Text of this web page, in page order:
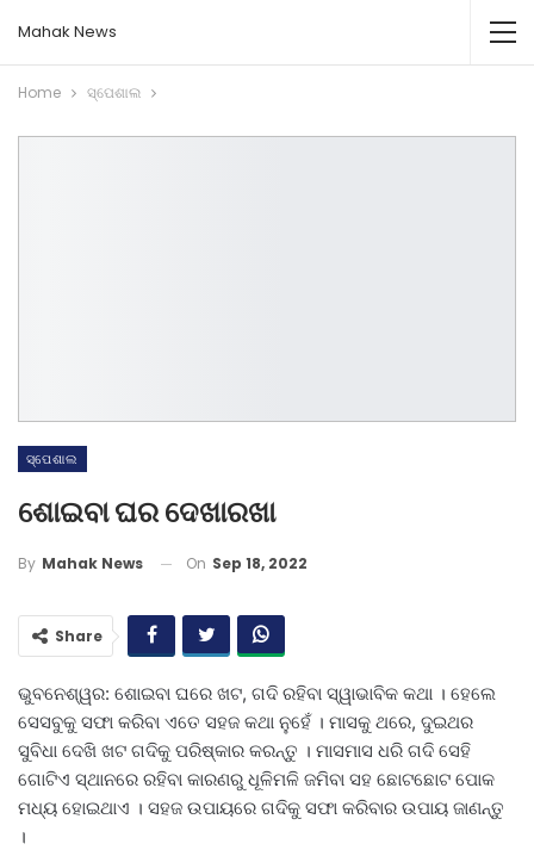
Mahak News
Home ସ୍ପେଶାଲ
ସ୍ପେଶାଲ
ଶୋଇବା ଘର ଦେଖାରଖା
By Mahak News On Sep 18, 2022
Share
ଭୁବନେଶ୍ୱର: ଶୋଇବା ଘରେ ଖଟ, ଗଦି ରହିବା ସ୍ୱାଭାବିକ କଥା । ହେଲେ
ସେସବୁକୁ ସଫା କରିବା ଏତେ ସହଜ କଥା ନୁହେଁ । ମାସକୁ ଥରେ, ଦୁଇଥର
ସୁବିଧା ଦେଖି ଖଟ ଗଦିକୁ ପରିଷ୍କାର କରନ୍ତୁ । ମାସମାସ ଧରି ଗଦି ସେହି
ଗୋଟିଏ ସ୍ଥାନରେ ରହିବା କାରଣରୁ ଧୂଳିମଳି ଜମିବା ସହ ଛୋଟଛୋଟ ପୋକ
ମଧ୍ୟ ହୋଇଥାଏ । ସହଜ ଉପାୟରେ ଗଦିକୁ ସଫା କରିବାର ଉପାୟ ଜାଣନ୍ତୁ
।